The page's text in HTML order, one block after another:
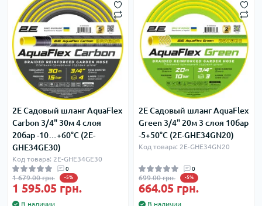
2E Садовый шланг AquaFlex
Carbon 3/4" 30м 4 слоя
20бар -10…+60°C (2E-
GHE34GE30)
Код товара: 2E-GHE34GE30
0
1 679.00 грн. -5%
1 595.05 грн.
В наличии
2E Садовый шланг AquaFlex
Green 3/4" 20м 3 слоя 10бар
-5+50°C (2E-GHE34GN20)
Код товара: 2E-GHE34GN20
0
699.00 грн. -5%
664.05 грн.
В наличии